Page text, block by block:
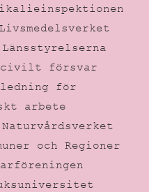
Livsmedelsverket
Länsstyrelserna
civilt försvar
för
arbete
Naturvårdsverket
och Regioner